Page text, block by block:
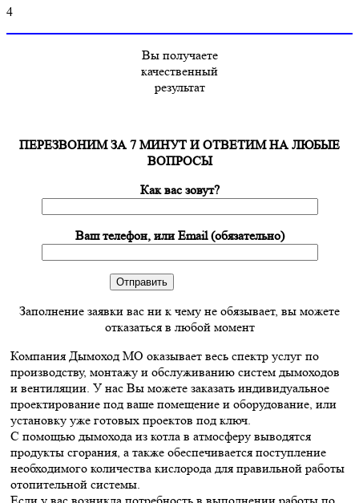
4
Вы получаете
качественный
результат
ПЕРЕЗВОНИМ ЗА 7 МИНУТ И ОТВЕТИМ НА ЛЮБЫЕ
ВОПРОСЫ
Как вас зовут?
Ваш телефон, или Email (обязательно)
Заполнение заявки вас ни к чему не обязывает, вы можете
отказаться в любой момент
Компания Дымоход МО оказывает весь спектр услуг по
производству, монтажу и обслуживанию систем дымоходов
и вентиляции. У нас Вы можете заказать индивидуальное
проектирование под ваше помещение и оборудование, или
установку уже готовых проектов под ключ.
С помощью дымохода из котла в атмосферу выводятся
продукты сгорания, а также обеспечивается поступление
необходимого количества кислорода для правильной работы
отопительной системы.
Если у вас возникла потребность в выполнении работы по